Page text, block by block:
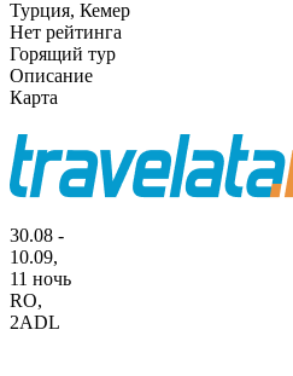
Турция, Кемер
Нет рейтинга
Горящий тур
Описание
Карта
30.08 -
10.09,
11 ночь
RO,
2ADL